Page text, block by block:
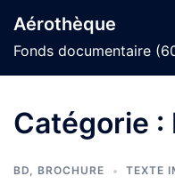
au
contenu
Aérothèque
Fonds documentaire
Catégorie :
BD, BROCHURE TEXTE